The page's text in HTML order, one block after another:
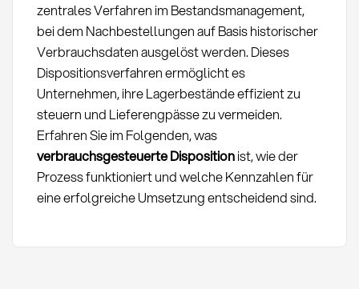
zentrales Verfahren im Bestandsmanagement,
bei dem Nachbestellungen auf Basis historischer
Verbrauchsdaten ausgelöst werden. Dieses
Dispositionsverfahren ermöglicht es
Unternehmen, ihre Lagerbestände effizient zu
steuern und Lieferengpässe zu vermeiden.
Erfahren Sie im Folgenden, was
verbrauchsgesteuerte Dispositionist, wie der
Prozess funktioniert und welche Kennzahlen für
eine erfolgreiche Umsetzung entscheidend sind.